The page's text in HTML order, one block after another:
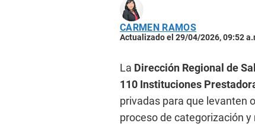
CARMEN RAMOS
Actualizado el 29/04/2026, 09:52
La Dirección Regional de
110 Instituciones
privadas para que levanten
proceso de categorización